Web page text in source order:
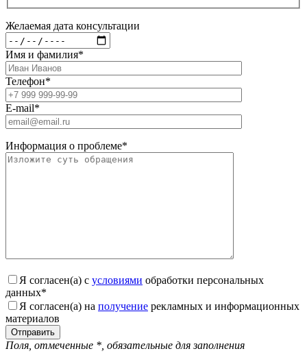
Желаемая дата консультации
Имя и фамилия*
Телефон*
E-mail*
Информация о проблеме*
Я согласен(а) с условиями обработки персональных
данных*
Я согласен(а) на получение рекламных и информационных
материалов
Поля, отмеченные *, обязательные для заполнения